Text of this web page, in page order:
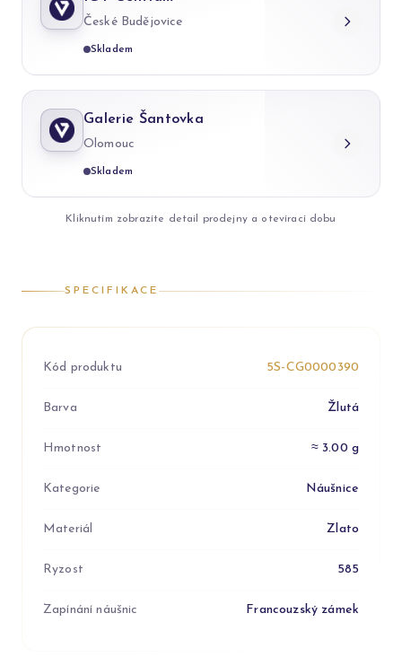
České Budějovice
Skladem
Galerie Šantovka
Olomouc
Skladem
Kliknutím zobrazíte detail prodejny a otevírací dobu
SPECIFIKACE
Kód produktu 5S-CG0000390
Barva Žlutá
Hmotnost ≈ 3.00 g
Kategorie Náušnice
Materiál Zlato
Ryzost 585
Zapínání náušnic Francouzský zámek